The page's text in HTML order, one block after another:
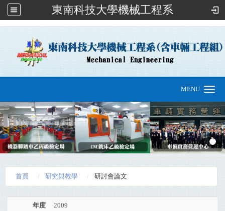
東南科技大學機械工程系
:::
navigation
MENU
首頁 研究與教學 研討會論文
年度 2009